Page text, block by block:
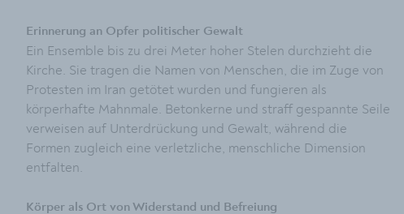
Erinnerung an Opfer politischer Gewalt
Ein Ensemble bis zu drei Meter hoher Stelen durchzieht die
Kirche. Sie tragen die Namen von Menschen, die im Zuge von
Protesten im Iran getötet wurden und fungieren als
körperhafte Mahnmale. Betonkerne und straff gespannte Seile
verweisen auf Unterdrückung und Gewalt, während die
Formen zugleich eine verletzliche, menschliche Dimension
entfalten.
Körper als Ort von Widerstand und Befreiung